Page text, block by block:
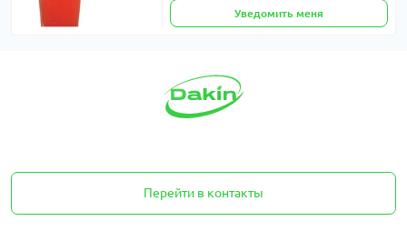
Уведомить меня
Перейти в контакты